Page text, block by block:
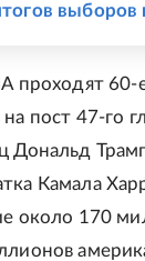
проходят 60-
пост 47-го
Дональд
Камала
около 170